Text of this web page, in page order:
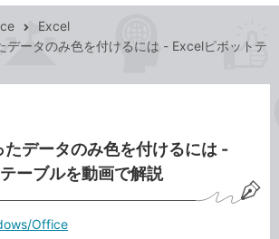
Excel
データのみ色を付けるには - Excelピボットテ
データのみ色を付けるには -
ーブルを動画で解説
Office